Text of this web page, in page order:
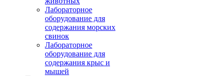
Лабораторное
оборудование для
содержания морских
свинок
Лабораторное
оборудование для
содержания крыс и
мышей